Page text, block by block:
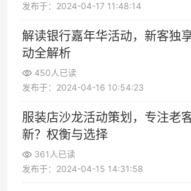
发布于：2024-04-17 11:48:14
解读银行嘉年华活动，新客独
动全解析
450人已读
发布于：2024-04-16 10:54:23
服装店沙龙活动策划，专注老
新？权衡与选择
361人已读
发布于：2024-04-15 14:31:58